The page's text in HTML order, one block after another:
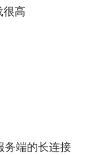
高
务端的长连接